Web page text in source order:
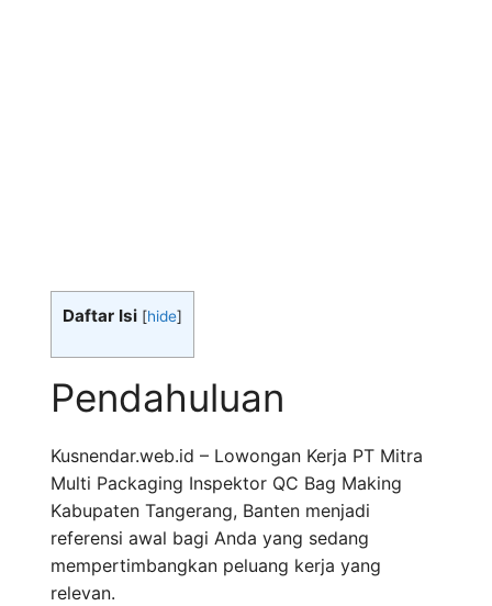
Daftar Isi [hide]
Pendahuluan
Kusnendar.web.id – Lowongan Kerja PT Mitra
Multi Packaging Inspektor QC Bag Making
Kabupaten Tangerang, Banten menjadi
referensi awal bagi Anda yang sedang
mempertimbangkan peluang kerja yang
relevan.